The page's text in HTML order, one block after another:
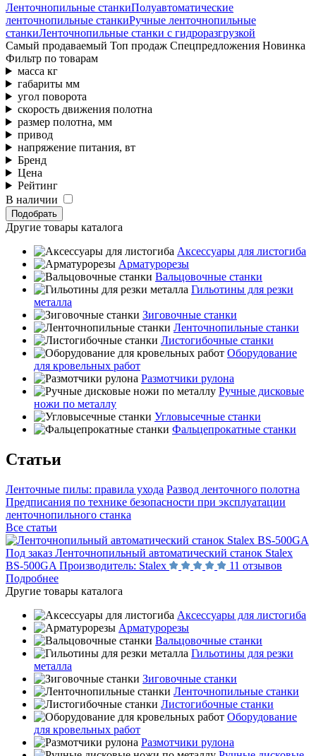
Ленточнопильные станкиПолуавтоматические
ленточнопильные станкиРучные ленточнопильные
станкиЛенточнопильные станки с гидроразгрузкой
Самый продаваемый Топ продаж Спецпредложения Новинка
Фильтр по товарам
масса кг
габариты мм
угол поворота
скорость движения полотна
размер полотна, мм
привод
напряжение питания, вт
Бренд
Цена
Рейтинг
В наличии
Подобрать
Другие товары каталога
Аксессуары для листогиба
Арматурорезы
Вальцовочные станки
Гильотины для резки
металла
Зиговочные станки
Ленточнопильные станки
Листогибочные станки
Оборудование
для кровельных работ
Размотчики рулона
Ручные дисковые
ножи по металлу
Угловысечные станки
Фальцепрокатные станки
Статьи
Ленточные пилы: правила ухода Развод ленточного полотна
Предписания по технике безопасности при эксплуатации
ленточнопильного станка
Все статьи
Под заказ Ленточнопильный автоматический станок Stalex
BS-500GA Производитель: Stalex
11 отзывов
Подробнее
Другие товары каталога
Аксессуары для листогиба
Арматурорезы
Вальцовочные станки
Гильотины для резки
металла
Зиговочные станки
Ленточнопильные станки
Листогибочные станки
Оборудование
для кровельных работ
Размотчики рулона